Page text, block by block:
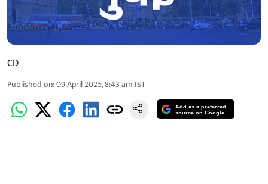
CD
Published on:09 April 2025, 8:43 am IST
Add as a preferred
source on Google